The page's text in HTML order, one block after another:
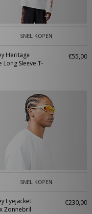
SNEL KOPEN
Heritage
Long Sleeve T-
€55,00
SNEL KOPEN
Eyejacket
Zonnebril
€230,00